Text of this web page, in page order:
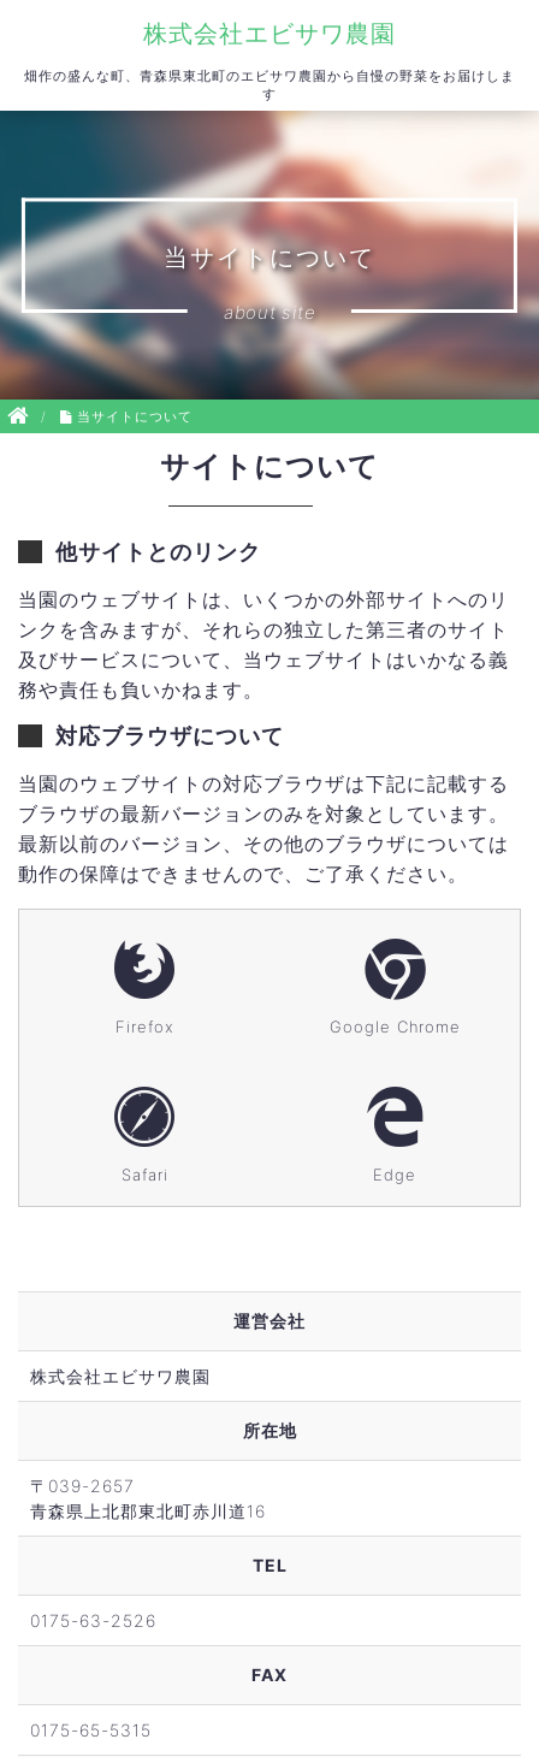
株式会社エビサワ農園
畑作の盛んな町、青森県東北町のエビサワ農園から自慢の野菜をお届けしま
す
about site
当サイトについて
/ 当サイトについて
サイトについて
他サイトとのリンク
当園のウェブサイトは、いくつかの外部サイトへのリ
ンクを含みますが、それらの独立した第三者のサイト
及びサービスについて、当ウェブサイトはいかなる義
務や責任も負いかねます。
対応ブラウザについて
当園のウェブサイトの対応ブラウザは下記に記載する
ブラウザの最新バージョンのみを対象としています。
最新以前のバージョン、その他のブラウザについては
動作の保障はできませんので、ご了承ください。
Firefox Google Chrome
Safari Edge
運営会社
株式会社エビサワ農園
所在地
〒039-2657
青森県上北郡東北町赤川道16
TEL
0175-63-2526
FAX
0175-65-5315